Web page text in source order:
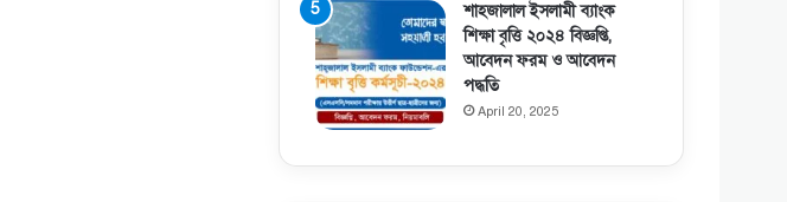
শাহজালাল ইসলামী ব্যাংক
শিক্ষা বৃত্তি ২০২৪ বিজ্ঞপ্তি,
আবেদন ফরম ও আবেদন
পদ্ধতি
April 20, 2025